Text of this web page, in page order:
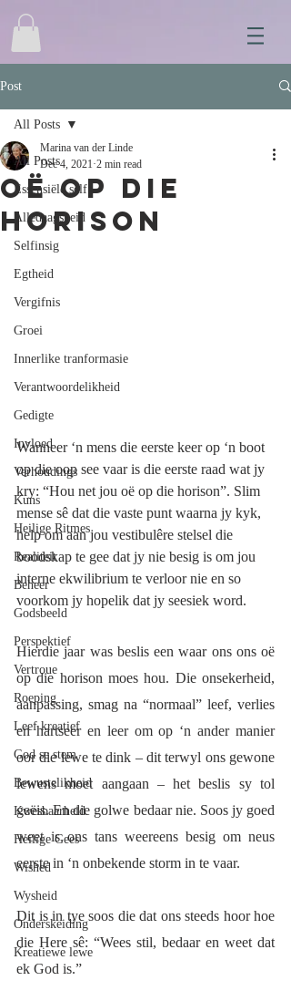
Post
All Posts
Essensiële self
Alledaagsheid
Selfinsig
Egtheid
Vergifnis
Groei
Innerlike tranformasie
Verantwoordelikheid
Gedigte
Invloed
Verhoudings
Kuns
Heilige Ritmes
Realiteit
Beheer
Godsbeeld
Perspektief
Vertroue
Roeping
Leef kreatief
God se stem
Bewustelikheid
Kwesbaarheid
Heilige Gees
Wished
Wysheid
Onderskeiding
Kreatiewe lewe
All Posts
Oë op die
horison
Marina van der Linde
Dec 4, 2021 2 min read
Wanneer ‘n mens die eerste keer op ‘n boot
op die oop see vaar is die eerste raad wat jy
kry: “Hou net jou oë op die horison”. Slim
mense sê dat die vaste punt waarna jy kyk,
help om aan jou vestibulêre stelsel die
boodskap te gee dat jy nie besig is om jou
interne ekwilibrium te verloor nie en so
voorkom jy hopelik dat jy seesiek word.
Hierdie jaar was beslis een waar ons ons oë
op die horison moes hou. Die onsekerheid,
aanpassing, smag na “normaal” leef, verlies
en hartseer en leer om op ‘n ander manier
oor die lewe te dink – dit terwyl ons gewone
lewens moet aangaan – het beslis sy tol
geëis. En die golwe bedaar nie. Soos jy goed
weet is ons tans weereens besig om neus
eerste in ‘n onbekende storm in te vaar.
Dit is in tye soos die dat ons steeds hoor hoe
die Here sê: “Wees stil, bedaar en weet dat
ek God is.”